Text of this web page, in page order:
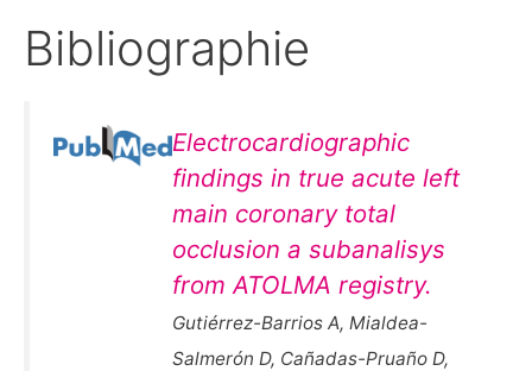
Bibliographie
Electrocardiographic
findings in true acute left
main coronary total
occlusion a subanalisys
from ATOLMA registry.
Gutiérrez-Barrios A, Mialdea-
Salmerón D, Cañadas-Pruaño D,